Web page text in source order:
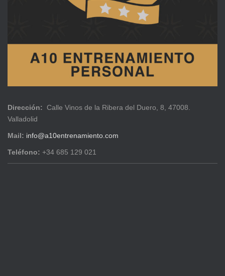
Dirección: Calle Vinos de la Ribera del Duero, 8, 47008.
Valladolid
Mail: info@a10entrenamiento.com
Teléfono: +34 685 129 021